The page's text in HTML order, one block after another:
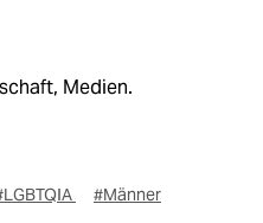
Medien.
#Männer